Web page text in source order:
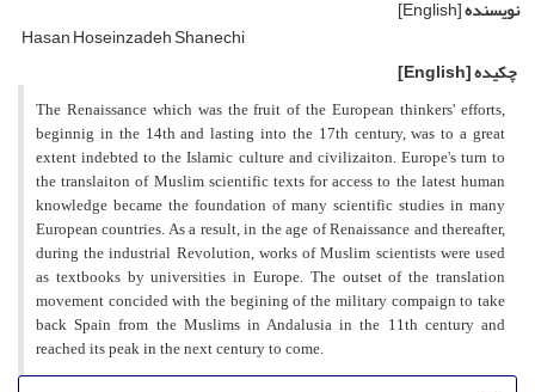
نویسنده[English]
Hasan Hoseinzadeh Shanechi
چکیده[English]
The Renaissance which was the fruit of the European thinkers' efforts,
beginnig in the 14th and lasting into the 17th century, was to a great
extent indebted to the Islamic culture and civilizaiton. Europe's turn to
the translaiton of Muslim scientific texts for access to the latest human
knowledge became the foundation of many scientific studies in many
European countries. As a result, in the age of Renaissance and thereafter,
during the industrial Revolution, works of Muslim scientists were used
as textbooks by universities in Europe. The outset of the translation
movement concided with the begining of the military compaign to take
back Spain from the Muslims in Andalusia in the 11th century and
reached its peak in the next century to come.